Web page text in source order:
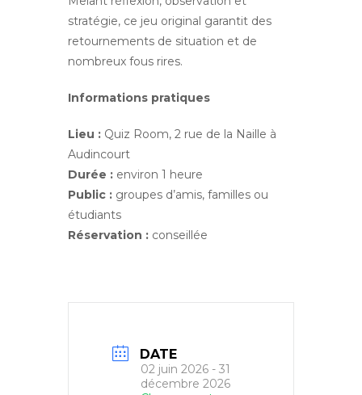
stratégie, ce jeu original garantit des
retournements de situation et de
nombreux fous rires.
Informations pratiques
Lieu : Quiz Room, 2 rue de la Naille à
Audincourt
Durée : environ 1 heure
Public : groupes d’amis, familles ou
étudiants
Réservation : conseillée
DATE
02 juin 2026 - 31
décembre 2026